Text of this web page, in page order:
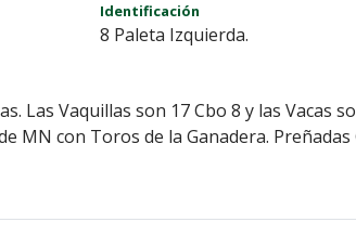
Identificación
8 Paleta Izquierda.
Las Vaquillas son 17 Cbo 8 y las Vacas
MN con Toros de la Ganadera.